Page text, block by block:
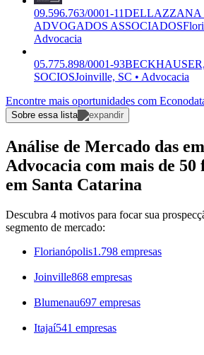
09.596.763/0001-11DELLAZZANA
ADVOGADOS ASSOCIADOS
Advocacia
05.775.898/0001-93
SOCIOSJoinville, SC • Advocacia
Encontre mais oportunidades com
Sobre essa lista
Análise de Mercado das
Advocacia com mais de
em Santa Catarina
Descubra 4 motivos para focar sua
segmento de mercado:
Florianópolis1.798 empresas
Joinville868 empresas
Blumenau697 empresas
Itajaí541 empresas